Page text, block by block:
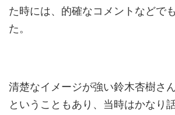
た時には、的確なコメントなどで
た。
清楚なイメージが強い鈴木杏樹さ
ということもあり、当時はかなり